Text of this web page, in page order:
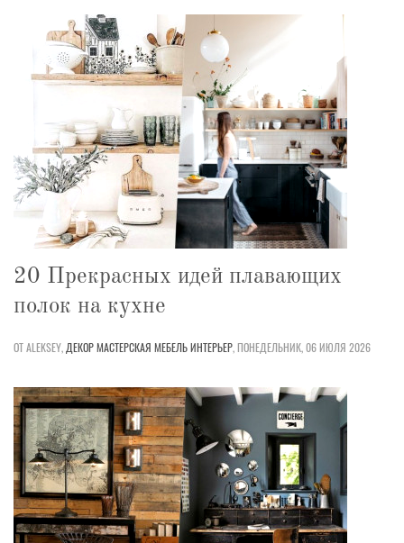
20 Прекрасных идей плавающих
полок на кухне
ОТ ALEKSEY, ДЕКОРМАСТЕРСКАЯ МЕБЕЛЬИНТЕРЬЕР,ПОНЕДЕЛЬНИК, 06 ИЮЛЯ 2026